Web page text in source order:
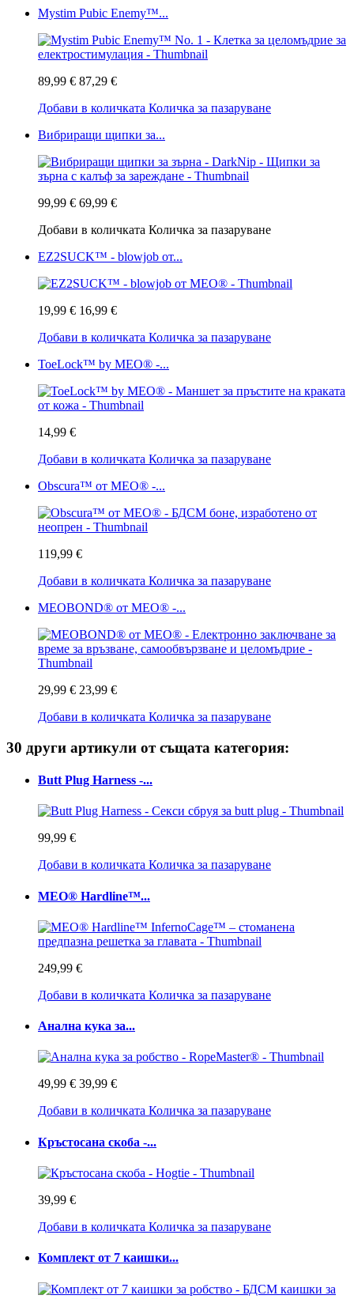
Mystim Pubic Enemy™...
89,99 € 87,29 €
Добави в количката Количка за пазаруване
Вибриращи щипки за...
99,99 € 69,99 €
Добави в количката Количка за пазаруване
EZ2SUCK™ - blowjob от...
19,99 € 16,99 €
Добави в количката Количка за пазаруване
ToeLock™ by MEO® -...
14,99 €
Добави в количката Количка за пазаруване
Obscura™ от MEO® -...
119,99 €
Добави в количката Количка за пазаруване
MEOBOND® от MEO® -...
29,99 € 23,99 €
Добави в количката Количка за пазаруване
30 други артикули от същата категория:
Butt Plug Harness -...
99,99 €
Добави в количката Количка за пазаруване
MEO® Hardline™...
249,99 €
Добави в количката Количка за пазаруване
Анална кука за...
49,99 € 39,99 €
Добави в количката Количка за пазаруване
Кръстосана скоба -...
39,99 €
Добави в количката Количка за пазаруване
Комплект от 7 каишки...